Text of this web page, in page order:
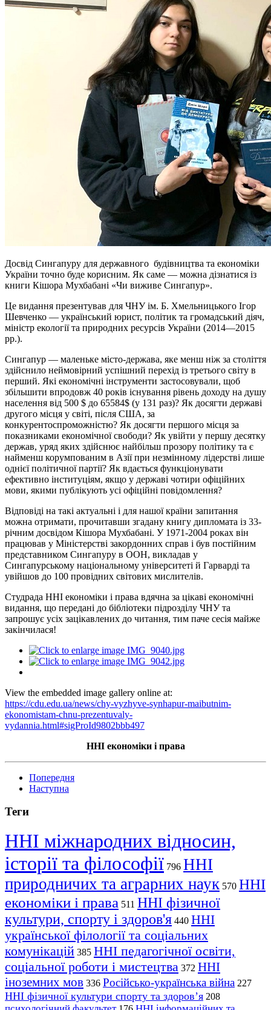
Досвід Сингапуру для державного будівництва та економіки
України точно буде корисним. Як саме — можна дізнатися із
книги Кішора Мухбабані «Чи виживе Сингапур».
Це видання презентував для ЧНУ ім. Б. Хмельницького Ігор
Шевченко — український юрист, політик та громадський діяч,
міністр екології та природних ресурсів України (2014—2015
рр.).
Сингапур — маленьке місто-держава, яке менш ніж за століття
здійснило неймовірний успішний перехід із третього світу в
перший. Які економічні інструменти застосовували, щоб
збільшити впродовж 40 років існування рівень доходу на душу
населення від 500 $ до 65584$ (у 131 раз)? Як досягти державі
другого місця у світі, після США, за
конкурентоспроможністю? Як досягти першого місця за
показниками економічної свободи? Як увійти у першу десятку
держав, уряд яких здійснює найбільш прозору політику та є
найменш корумпованим в Азії при незмінному лідерстві лише
однієї політичної партії? Як вдається функціонувати
ефективно інституціям, якщо у державі чотири офіційних
мови, якими публікують усі офіційні повідомлення?
Відповіді на такі актуальні і для нашої країни запитання
можна отримати, прочитавши згадану книгу дипломата із 33-
річним досвідом Кішора Мухбабані. У 1971-2004 роках він
працював у Міністерстві закордонних справ і був постійним
представником Сингапуру в ООН, викладав у
Сингапурському національному університеті й Гарварді та
увійшов до 100 провідних світових мислителів.
Студрада ННІ економіки і права вдячна за цікаві економічні
видання, що передані до бібліотеки підрозділу ЧНУ та
запрошує усіх зацікавлених до читання, тим паче сесія майже
закінчилася!
View the embedded image gallery online at:
https://cdu.edu.ua/news/chy-vyzhyve-synhapur-maibutnim-
ekonomistam-chnu-prezentuvaly-
vydannia.html#sigProId9802bbb497
ННІ економіки і права
Попередня
Наступна
Теги
ННІ міжнародних відносин,
історії та філософії 796 ННІ
природничих та аграрних наук 570 ННІ
економіки і права 511 ННІ фізичної
культури, спорту і здоров'я 440 ННІ
української філології та соціальних
комунікацій 385 ННІ педагогічної освіти,
соціальної роботи і мистецтва 372 ННІ
іноземних мов 336 Російсько-українська війна 227
ННІ фізичної культури спорту та здоров’я 208